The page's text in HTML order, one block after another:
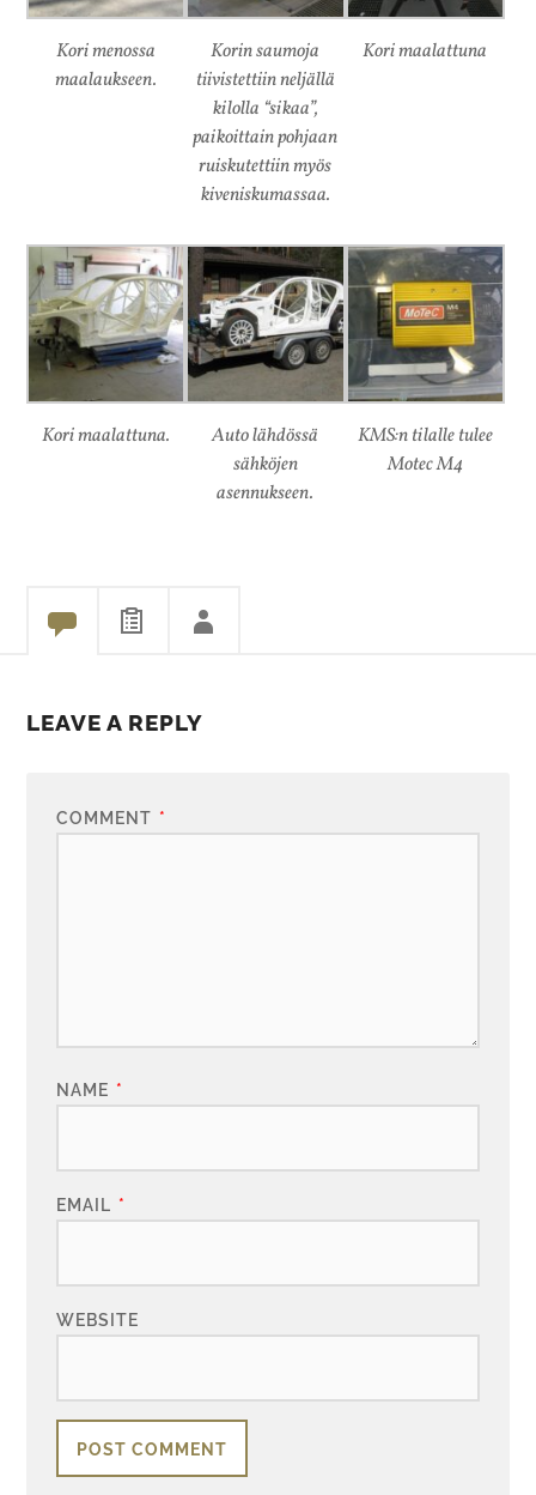
Kori menossa
maalaukseen.
Korin saumoja
tiivistettiin neljällä
kilolla “sikaa”,
paikoittain pohjaan
ruiskutettiin myös
kiveniskumassaa.
Kori maalattuna
Kori maalattuna.
Auto lähdössä
sähköjen
asennukseen.
KMS:n tilalle tulee
Motec M4
LEAVE A REPLY
COMMENT *
NAME *
EMAIL *
WEBSITE